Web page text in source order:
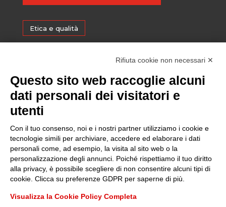
Etica e qualità
Sostenibilità
Media
Whistleblowing
Rifiuta cookie non necessari ✕
Questo sito web raccoglie alcuni
dati personali dei visitatori e
utenti
Con il tuo consenso, noi e i nostri partner utilizziamo i cookie e
tecnologie simili per archiviare, accedere ed elaborare i dati
personali come, ad esempio, la visita al sito web o la
personalizzazione degli annunci. Poiché rispettiamo il tuo diritto
alla privacy, è possibile scegliere di non consentire alcuni tipi di
cookie. Clicca su preferenze GDPR per saperne di più.
Visualizza la Cookie Policy Completa